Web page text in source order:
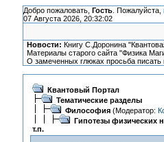
Добро пожаловать, Гость. Пожалуйста,
07 Августа 2026, 20:32:02
Новости: Книгу С.Доронина
Материалы старого сайта "Физика
О замеченных глюках просьба писать
Квантовый Портал
Тематические разделы
Философия(Модератор:
Гипотезы физических
т.п.